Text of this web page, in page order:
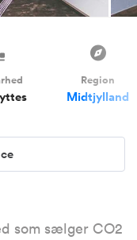
Region
Midtjylland
som sælger CO2